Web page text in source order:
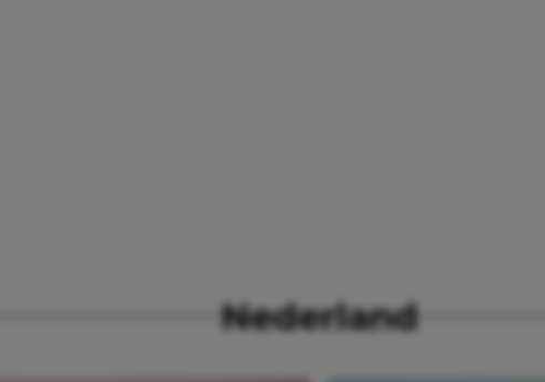
Nederland